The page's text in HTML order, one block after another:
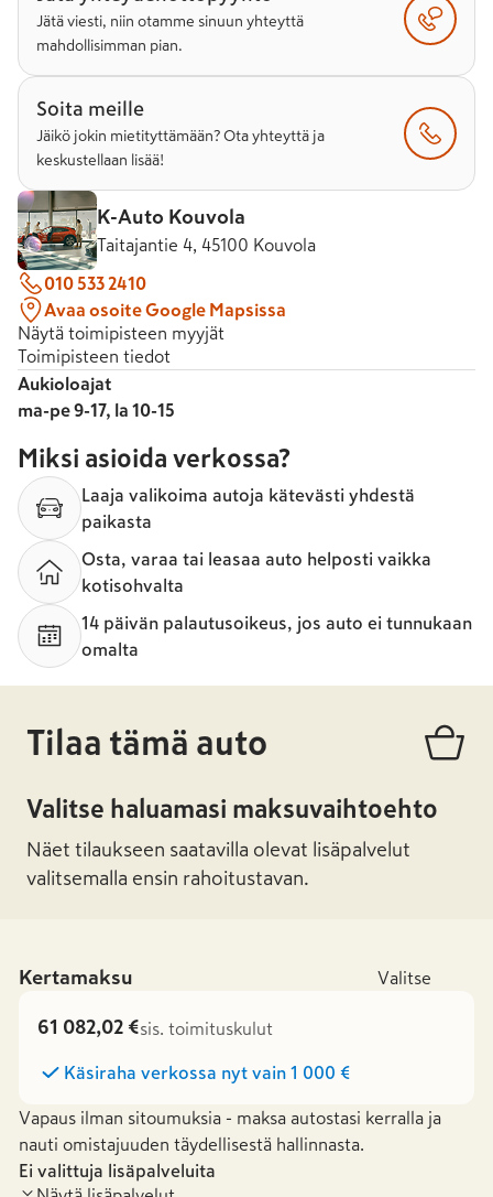
Jätä viesti, niin otamme sinuun yhteyttä
mahdollisimman pian.
Soita meille
Jäikö jokin mietityttämään? Ota yhteyttä ja
keskustellaan lisää!
K-Auto Kouvola
Taitajantie 4, 45100 Kouvola
010 533 2410
Avaa osoite Google Mapsissa
Näytä toimipisteen myyjät
Toimipisteen tiedot
Aukioloajat
ma-pe 9-17, la 10-15
Miksi asioida verkossa?
Laaja valikoima autoja kätevästi yhdestä
paikasta
Osta, varaa tai leasaa auto helposti vaikka
kotisohvalta
14 päivän palautusoikeus, jos auto ei tunnukaan
omalta
Tilaa tämä auto
Valitse haluamasi maksuvaihtoehto
Näet tilaukseen saatavilla olevat lisäpalvelut
valitsemalla ensin rahoitustavan.
Kertamaksu Valitse
61 082,02 €sis. toimituskulut
Käsiraha verkossa nyt vain 1 000 €
Vapaus ilman sitoumuksia - maksa autostasi kerralla ja
nauti omistajuuden täydellisestä hallinnasta.
Ei valittuja lisäpalveluita